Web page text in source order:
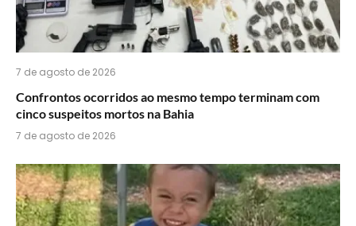
7 de agosto de 2026
Confrontos ocorridos ao mesmo tempo terminam com
cinco suspeitos mortos na Bahia
7 de agosto de 2026